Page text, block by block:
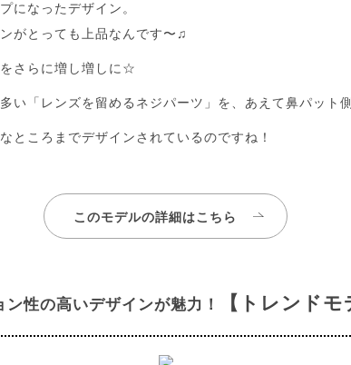
になったデザイン。
がとっても上品なんです〜♫
さらに増し増しに☆
い「レンズを留めるネジパーツ」を、あえて鼻パット
ところまでデザインされているのですね！
このモデルの詳細はこちら
ン性の高いデザインが魅力！ 【トレンドモ